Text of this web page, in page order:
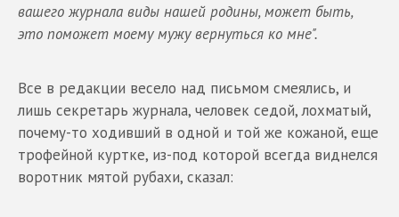
вашего журнала виды нашей родины, может быть,
это поможет моему мужу вернуться ко мне".
Все в редакции весело над письмом смеялись, и
лишь секретарь журнала, человек седой, лохматый,
почему-то ходивший в одной и той же кожаной, еще
трофейной куртке, из-под которой всегда виднелся
воротник мятой рубахи, сказал: